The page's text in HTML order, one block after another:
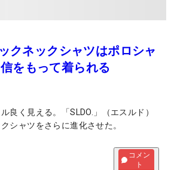
クネックシャツはポロシャ
をもって着られる
良く見える。「SLDO.」（エスルド）
シャツをさらに進化させた。
コメン
ト